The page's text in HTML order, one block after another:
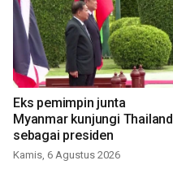
Eks pemimpin junta
Myanmar kunjungi Thailand
sebagai presiden
Kamis, 6 Agustus 2026